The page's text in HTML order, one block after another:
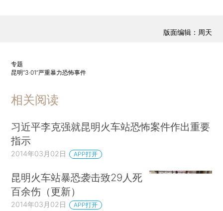
版面编辑：周天
专题
昆明“3·01”严重暴力恐怖事件
相关阅读
习近平李克强就昆明火车站恐怖案件作出重要
指示
2014年03月02日 APP打开
昆明火车站暴恐袭击致29人死
百余伤（更新）
2014年03月02日 APP打开